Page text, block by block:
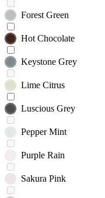
Forest Green
Hot Chocolate
Keystone Grey
Lime Citrus
Luscious Grey
Pepper Mint
Purple Rain
Sakura Pink